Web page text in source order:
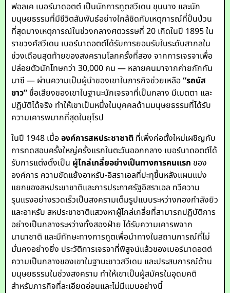
ฟอลเค เบอร์นาดอตต์ เป็นนักการทูตสวีเดน ขุนนาง และนัก
มนุษยธรรมที่มีชีวิตสัมพันธ์อย่างใกล้ชิดกับเหตุการณ์ที่ปั่นป่วน
ที่สุดบางเหตุการณ์ในช่วงกลางศตวรรษที่ 20 เกิดในปี 1895 ใน
ราชวงศ์สวีเดน เบอร์นาดอตต์ได้รับการยอมรับในระดับสากลใน
ช่วงเดือนสุดท้ายของสงครามโลกครั้งที่สอง จากการเจรจาเพื่อ
ปล่อยตัวนักโทษกว่า 30,000 คน — หลายคนมาจากค่ายกักกัน
นาซี — ผ่านความเป็นผู้นำของเขาในภารกิจช่วยเหลือ“รถบัส
ขาว”ชื่อเสียงของเขาในฐานะนักเจรจาที่เป็นกลาง มีเมตตา และ
ปฏิบัติได้จริง ทำให้เขาเป็นหนึ่งในบุคคลด้านมนุษยธรรมที่ได้รับ
ความเคารพมากที่สุดในยุโรป
ในปี 1948 เมื่อองค์การสหประชาชาติ ที่เพิ่งก่อตั้งใหม่เผชิญกับ
การทดสอบครั้งใหญ่ครั้งแรกในตะวันออกกลาง เบอร์นาดอตต์ได้
รับการแต่งตั้งเป็น ผู้ไกล่เกลี่ยอย่างเป็นทางการคนแรก ของ
องค์การ ความขัดแย้งอาหรับ-อิสราเอลที่ปะทุขึ้นหลังแผนแบ่ง
แยกของสหประชาชาติและการประกาศรัฐอิสราเอล ทวีความ
รุนแรงอย่างรวดเร็วเป็นสงครามเต็มรูปแบบระหว่างกองกำลังยิว
และอาหรับ สหประชาชาติแสวงหาผู้ไกล่เกลี่ยที่สามารถปฏิบัติการ
อย่างเป็นกลางระหว่างทั้งสองฝ่าย ได้รับความเคารพจาก
นานาชาติ และมีทักษะทางการทูตเพื่อนำทางในสถานการณ์ที่ไม่
มั่นคงอย่างยิ่ง ประวัติการเจรจาที่พิสูจน์แล้วของเบอร์นาดอตต์
ความเป็นกลางของเขาในฐานะชาวสวีเดน และประสบการณ์ด้าน
มนุษยธรรมในช่วงสงคราม ทำให้เขาเป็นผู้สมัครในอุดมคติ
สำหรับภารกิจที่ละเอียดอ่อนและไม่มีแบบอย่างนี้